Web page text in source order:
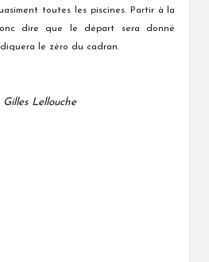
toutes les piscines. Partir à la
dire que le départ sera donné
le zéro du cadran.
Lellouche